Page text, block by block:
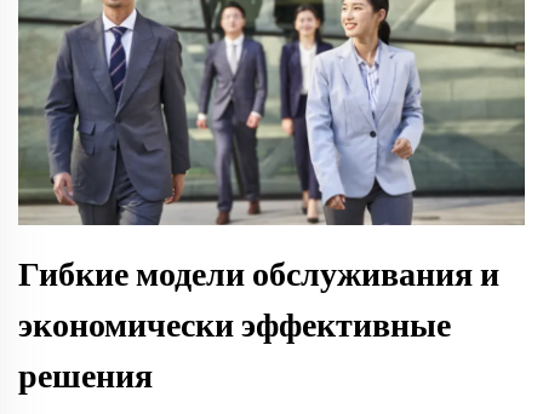
Гибкие модели обслуживания и
экономически эффективные
решения